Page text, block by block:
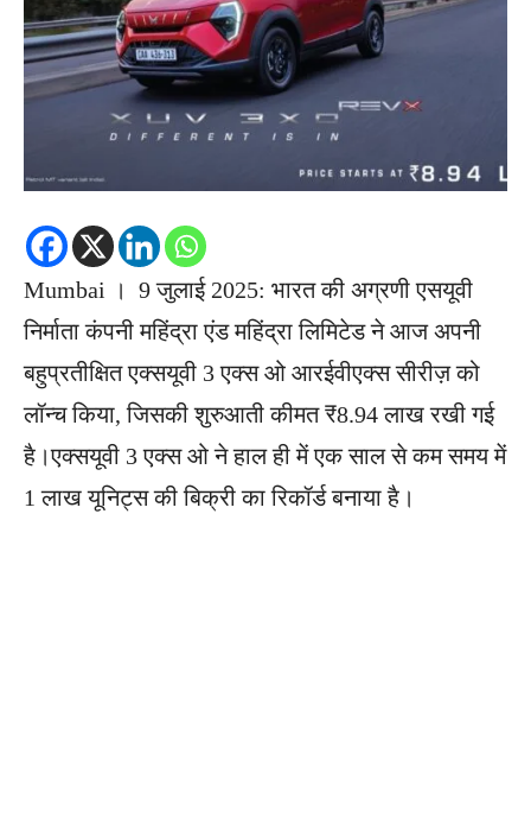
Mumbai । 9 जुलाई 2025: भारत की अग्रणी एसयूवी
निर्माता कंपनी महिंद्रा एंड महिंद्रा लिमिटेड ने आज अपनी
बहुप्रतीक्षित एक्सयूवी 3 एक्स ओ आरईवीएक्स सीरीज़ को
लॉन्च किया, जिसकी शुरुआती कीमत ₹8.94 लाख रखी गई
है।एक्सयूवी 3 एक्स ओ ने हाल ही में एक साल से कम समय में
1 लाख यूनिट्स की बिक्री का रिकॉर्ड बनाया है।